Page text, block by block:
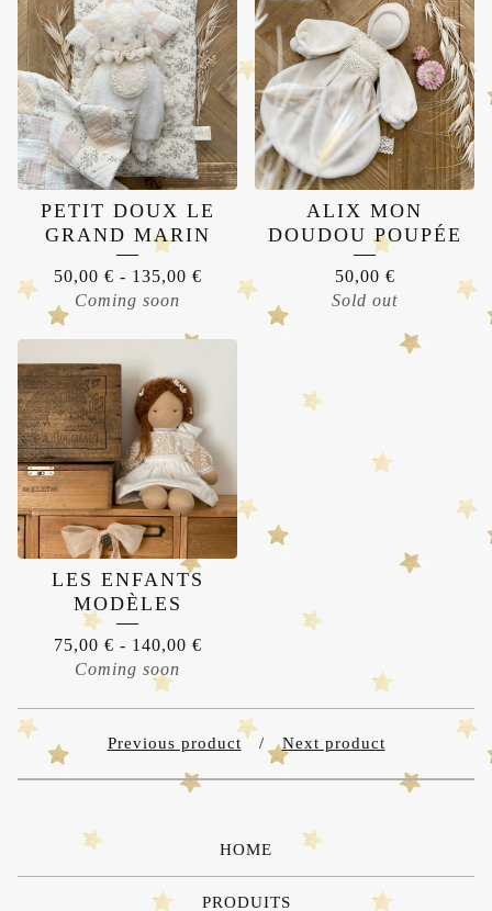
PETIT DOUX LE
GRAND MARIN
50,00 € - 135,00 €
Coming soon
ALIX MON
DOUDOU POUPÉE
50,00 €
Sold out
LES ENFANTS
MODÈLES
75,00 € - 140,00 €
Coming soon
Previous product Next product
HOME
PRODUITS